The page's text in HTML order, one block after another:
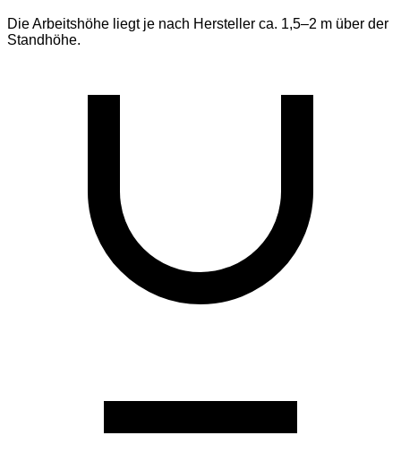
Die Arbeitshöhe liegt je nach Hersteller ca. 1,5–2 m über der
Standhöhe.